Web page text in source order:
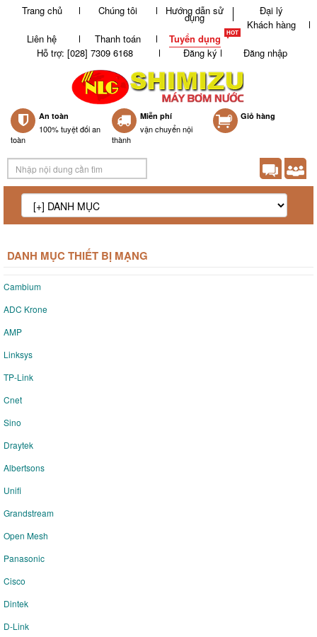
Trang chủ Chúng tôi Hướng dẫn sử
dụng
Đại lý
Khách hàng
Liên hệ
Thanh toán
Tuyển dụng
Đăng nhập
Đăng ký
Hỗ trợ: [028] 7309 6168
An toàn
100% tuyệt đối an
toàn
Miễn phí
vận chuyển nội
thành
0 Giỏ hàng
DANH MỤC THIẾT BỊ MẠNG
Cambium
ADC Krone
AMP
Linksys
TP-Link
Cnet
Sino
Draytek
Albertsons
Unifi
Grandstream
Open Mesh
Panasonic
Cisco
Dintek
D-Link